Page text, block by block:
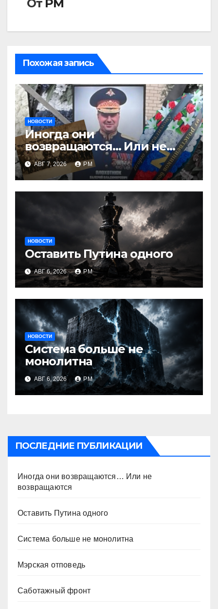
От РМ
Похожая запись
НОВОСТИ
Иногда они
возвращаются… Или не
возвращаются
АВГ 7, 2026 РМ
НОВОСТИ
Оставить Путина одного
АВГ 6, 2026 РМ
НОВОСТИ
Система больше не
монолитна
АВГ 6, 2026 РМ
ПОСЛЕДНИЕ ПУБЛИКАЦИИ
Иногда они возвращаются… Или не
возвращаются
Оставить Путина одного
Система больше не монолитна
Мэрская отповедь
Саботажный фронт